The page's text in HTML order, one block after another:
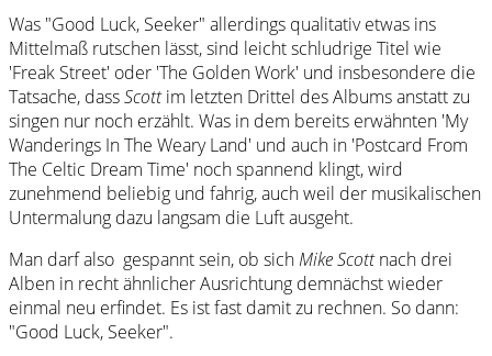
Was "Good Luck, Seeker" allerdings qualitativ etwas ins
Mittelmaß rutschen lässt, sind leicht schludrige Titel wie
'Freak Street' oder 'The Golden Work' und insbesondere die
Tatsache, dassScottim letzten Drittel des Albums anstatt zu
singen nur noch erzählt. Was in dem bereits erwähnten 'My
Wanderings In The Weary Land' und auch in 'Postcard From
The Celtic Dream Time' noch spannend klingt, wird
zunehmend beliebig und fahrig, auch weil der musikalischen
Untermalung dazu langsam die Luft ausgeht.
Man darf also gespannt sein, ob sich Mike Scottnach drei
Alben in recht ähnlicher Ausrichtung demnächst wieder
einmal neu erfindet. Es ist fast damit zu rechnen. So dann:
"Good Luck, Seeker".